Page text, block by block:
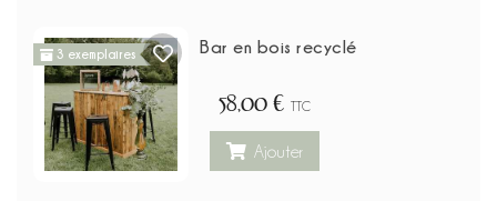
3 exemplaires Bar en bois recyclé
58,00 € TTC
Ajouter